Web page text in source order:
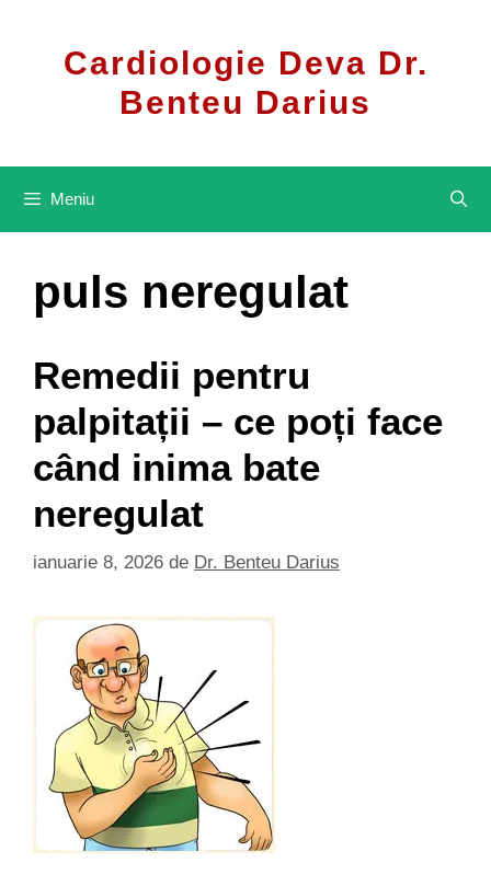
Cardiologie Deva Dr.
Benteu Darius
Meniu
puls neregulat
Remedii pentru
palpitații – ce poți face
când inima bate
neregulat
ianuarie 8, 2026 de Dr. Benteu Darius